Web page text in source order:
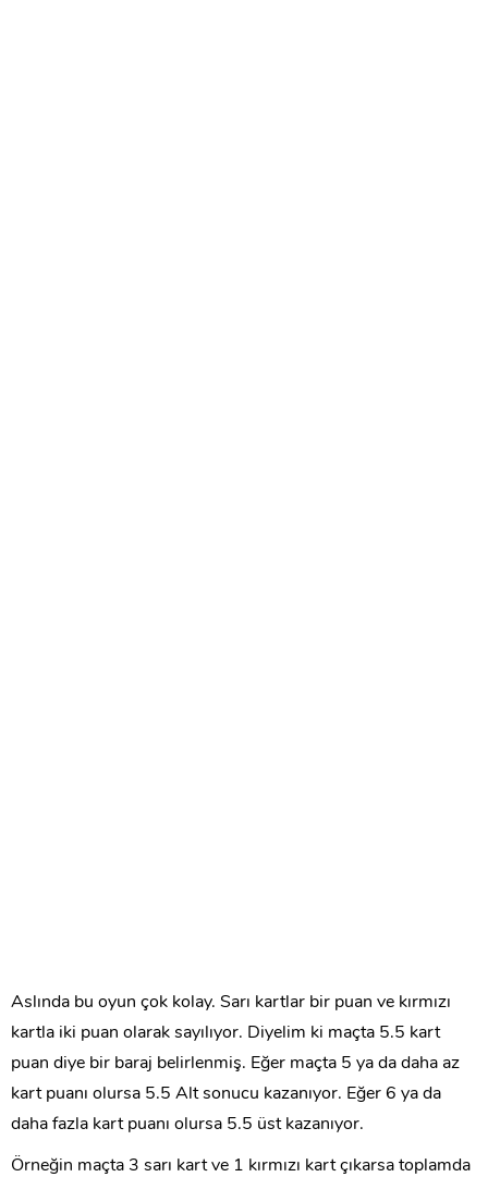
Aslında bu oyun çok kolay. Sarı kartlar bir puan ve kırmızı
kartla iki puan olarak sayılıyor. Diyelim ki maçta 5.5 kart
puan diye bir baraj belirlenmiş. Eğer maçta 5 ya da daha az
kart puanı olursa 5.5 Alt sonucu kazanıyor. Eğer 6 ya da
daha fazla kart puanı olursa 5.5 üst kazanıyor.
Örneğin maçta 3 sarı kart ve 1 kırmızı kart çıkarsa toplamda